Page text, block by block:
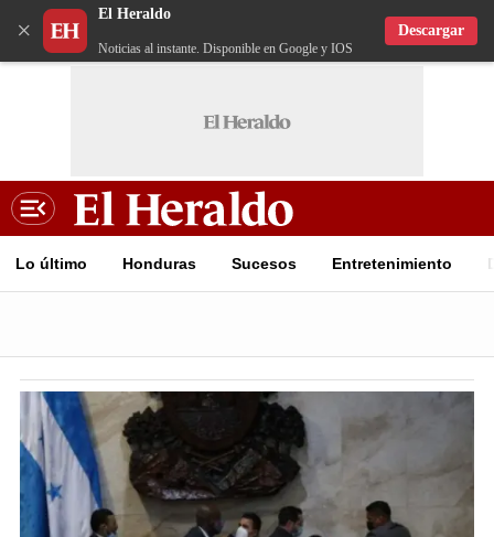
×
El Heraldo
Noticias al instante. Disponible en Google y IOS
Descargar
Lo último Honduras Sucesos Entretenimiento